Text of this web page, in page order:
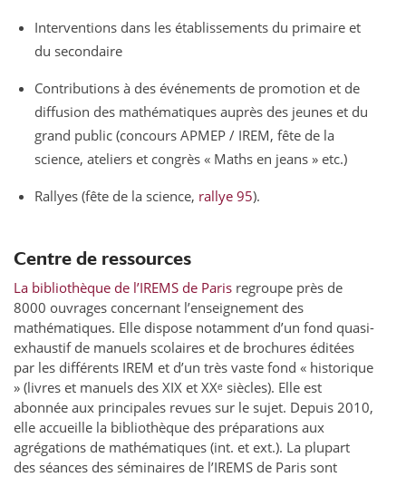
Interventions dans les établissements du primaire et
du secondaire
Contributions à des événements de promotion et de
diffusion des mathématiques auprès des jeunes et du
grand public (concours APMEP / IREM, fête de la
science, ateliers et congrès « Maths en jeans » etc.)
Rallyes (fête de la science, rallye 95).
Centre de ressources
La bibliothèque de l’IREMS de Paris regroupe près de
8000 ouvrages concernant l’enseignement des
mathématiques. Elle dispose notamment d’un fond quasi-
exhaustif de manuels scolaires et de brochures éditées
par les différents IREM et d’un très vaste fond « historique
» (livres et manuels des XIX et XXᵉ siècles). Elle est
abonnée aux principales revues sur le sujet. Depuis 2010,
elle accueille la bibliothèque des préparations aux
agrégations de mathématiques (int. et ext.). La plupart
des séances des séminaires de l’IREMS de Paris sont